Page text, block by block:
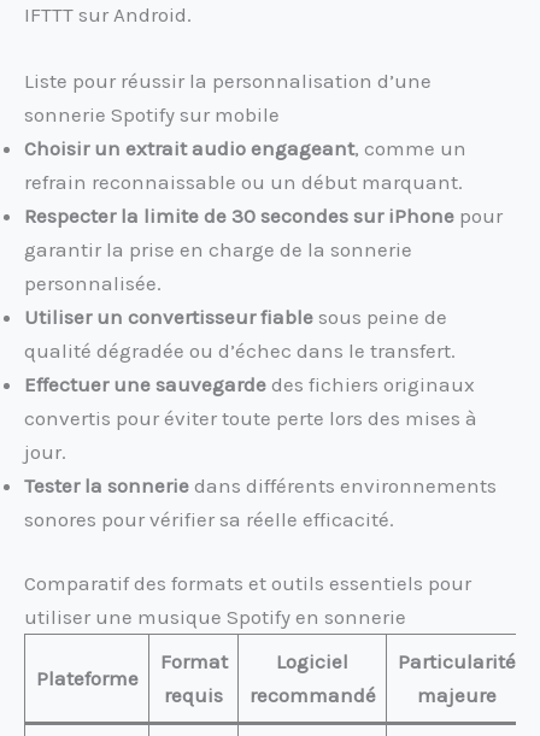
IFTTT sur Android.
Liste pour réussir la personnalisation d’une
sonnerie Spotify sur mobile
Choisir un extrait audio engageant, comme un
refrain reconnaissable ou un début marquant.
Respecter la limite de 30 secondes sur iPhone pour
garantir la prise en charge de la sonnerie
personnalisée.
Utiliser un convertisseur fiable sous peine de
qualité dégradée ou d’échec dans le transfert.
Effectuer une sauvegarde des fichiers originaux
convertis pour éviter toute perte lors des mises à
jour.
Tester la sonnerie dans différents environnements
sonores pour vérifier sa réelle efficacité.
Comparatif des formats et outils essentiels pour
utiliser une musique Spotify en sonnerie
Plateforme
Format
requis
Logiciel
recommandé
Particularité
majeure